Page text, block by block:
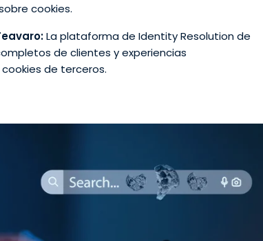
cookies.
La plataforma de Identity Resolution de
de clientes y experiencias
de terceros.